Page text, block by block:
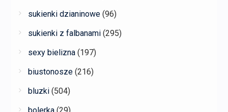
sukienki dzianinowe (96)
sukienki z falbanami (295)
sexy bielizna (197)
biustonosze (216)
bluzki (504)
bolerka (29)